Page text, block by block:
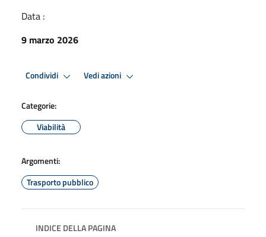
Data :
9 marzo 2026
Condividi Vedi azioni
Categorie:
Viabilità
Argomenti:
Trasporto pubblico
INDICE DELLA PAGINA